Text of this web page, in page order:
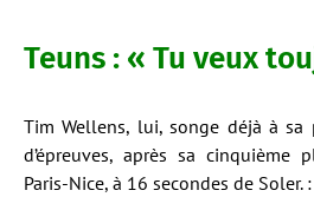
Teuns : « Tu veux
Tim Wellens, lui, songe déjà à sa
d’épreuves, après sa cinquième
Paris-Nice, à 16 secondes de Soler. :